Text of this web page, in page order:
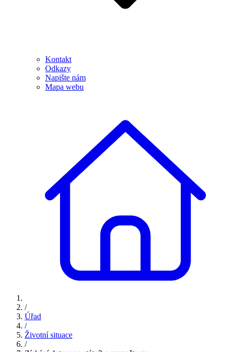
Kontakt
Odkazy
Napište nám
Mapa webu
/
Úřad
/
Životní situace
/